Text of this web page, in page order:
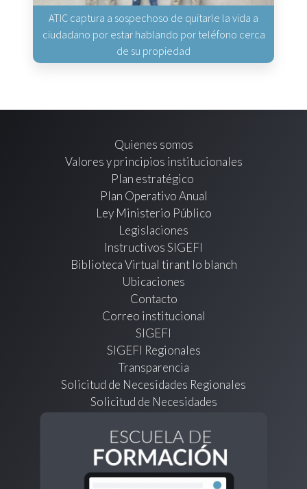
ATIC captura a sospechoso de quitarle la vida a
ciudadano por estar hablando por teléfono cerca
de su propiedad
Quienes somos
Valores y principios institucionales
Plan estratégico
Plan Operativo Anual
Ley Ministerio Público
Legislaciones
Instructivos SIGEFI
Biblioteca Virtual tirant lo blanch
Ubicaciones
Contacto
Correo institucional
SIGEFI
SIGEFI Regionales
Transparencia
Solicitud de Necesidades Regionales
Solicitud de Necesidades